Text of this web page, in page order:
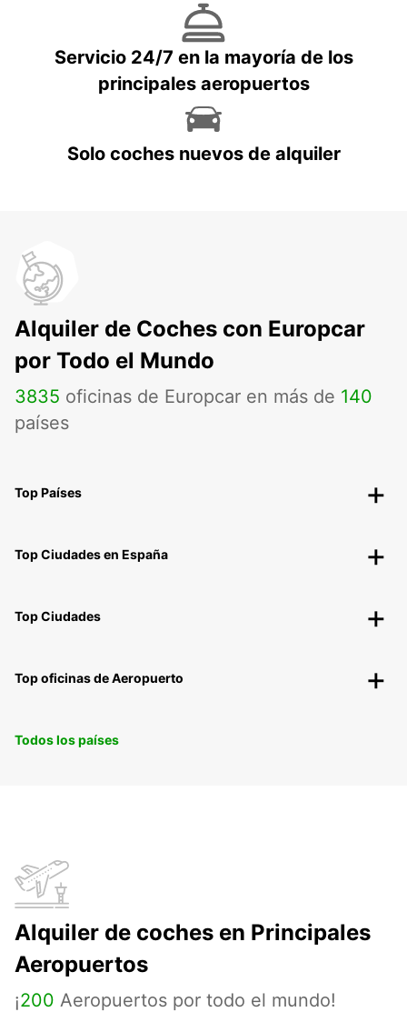
Servicio 24/7 en la mayoría de los
principales aeropuertos
Solo coches nuevos de alquiler
Alquiler de Coches con Europcar
por Todo el Mundo
3835 oficinas de Europcar en más de 140
países
Top Países
Top Ciudades en España
Top Ciudades
Top oficinas de Aeropuerto
Todos los países
Alquiler de coches en Principales
Aeropuertos
¡200 Aeropuertos por todo el mundo!